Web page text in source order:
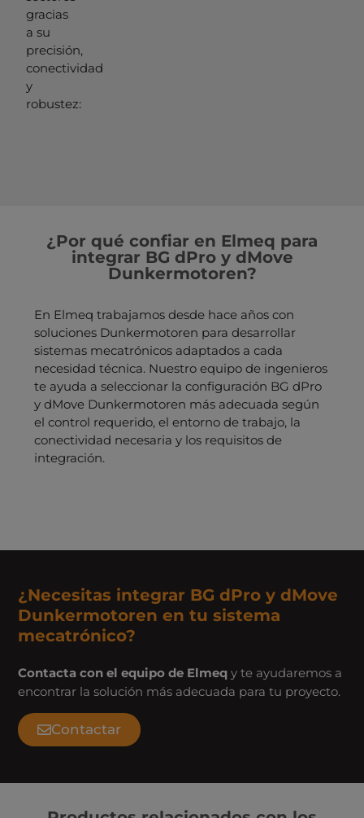
gracias
a su
precisión,
conectividad
y
robustez:
¿Por qué confiar en Elmeq para
integrar BG dPro y dMove
Dunkermotoren?
En Elmeq trabajamos desde hace años con
soluciones Dunkermotoren para desarrollar
sistemas mecatrónicos adaptados a cada
necesidad técnica. Nuestro equipo de ingenieros
te ayuda a seleccionar la configuración BG dPro
y dMove Dunkermotoren más adecuada según
el control requerido, el entorno de trabajo, la
conectividad necesaria y los requisitos de
integración.
¿Necesitas integrar BG dPro y dMove
Dunkermotoren en tu sistema
mecatrónico?
Contacta con el equipo de Elmeq y te ayudaremos a
encontrar la solución más adecuada para tu proyecto.
Contactar